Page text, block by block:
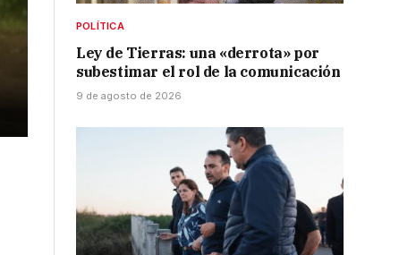
POLÍTICA
Ley de Tierras: una «derrota» por
subestimar el rol de la comunicación
9 de agosto de 2026